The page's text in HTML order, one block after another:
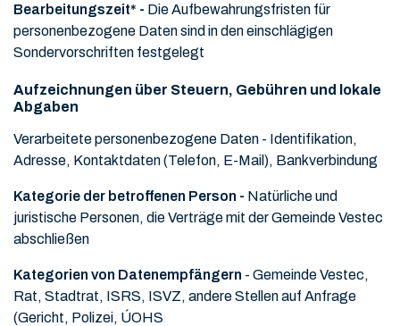
Bearbeitungszeit* - Die Aufbewahrungsfristen für
personenbezogene Daten sind in den einschlägigen
Sondervorschriften festgelegt
Aufzeichnungen über Steuern, Gebühren und lokale
Abgaben
Verarbeitete personenbezogene Daten - Identifikation,
Adresse, Kontaktdaten (Telefon, E-Mail), Bankverbindung
Kategorie der betroffenen Person - Natürliche und
juristische Personen, die Verträge mit der Gemeinde Vestec
abschließen
Kategorien von Datenempfängern - Gemeinde Vestec,
Rat, Stadtrat, ISRS, ISVZ, andere Stellen auf Anfrage
(Gericht, Polizei, ÚOHS